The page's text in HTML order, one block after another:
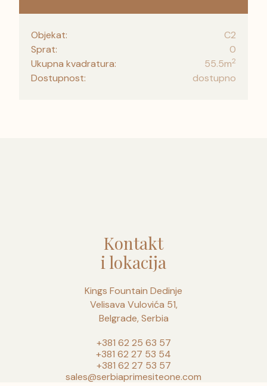
Objekat:
C2
Sprat:
0
Ukupna kvadratura:
55.5m2
Dostupnost: dostupno
Kontakt
i lokacija
Kings Fountain Dedinje
Velisava Vulovića 51,
Belgrade, Serbia
+381 62 25 63 57
+381 62 27 53 54
+381 62 27 53 57
sales@serbiaprimesiteone.com